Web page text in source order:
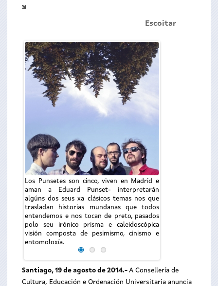
Escoitar
Los Punsetes son cinco, viven en Madrid e
aman a Eduard Punset- interpretarán
algúns dos seus xa clásicos temas nos que
trasladan historias mundanas que todos
entendemos e nos tocan de preto, pasados
polo seu irónico prisma e caleidoscópica
visión composta de pesimismo, cinismo e
entomoloxía.
Santiago, 19 de agosto de 2014.- A Consellería de
Cultura, Educación e Ordenación Universitaria anuncia